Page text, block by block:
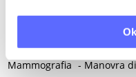
Malattie neuropsichiatriche
Malattie sessualmente
Mammografia - Manovra